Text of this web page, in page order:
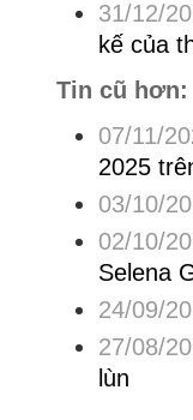
31/12/
kế của
Tin cũ hơn:
07/11/
2025
03/10/
02/10/
Selena
24/09/
27/08/
lùn